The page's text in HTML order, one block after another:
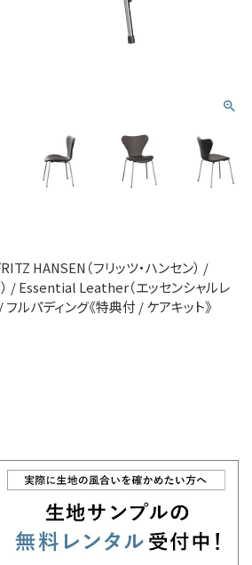
HANSEN（フリッツ・ハンセン） /
） / Essential Leather（エッセンシャルレ
ルパディング《特典付 / ケアキット》